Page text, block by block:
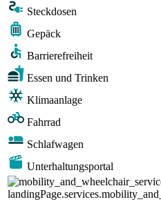
Steckdosen
Gepäck
Barrierefreiheit
Essen und Trinken
Klimaanlage
Fahrrad
Schlafwagen
Unterhaltungsportal